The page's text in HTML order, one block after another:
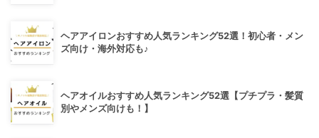
ヘアアイロンおすすめ人気ランキング52選！初心者・メン
ズ向け・海外対応も♪
ヘアオイルおすすめ人気ランキング52選【プチプラ・髪質
別やメンズ向けも！】